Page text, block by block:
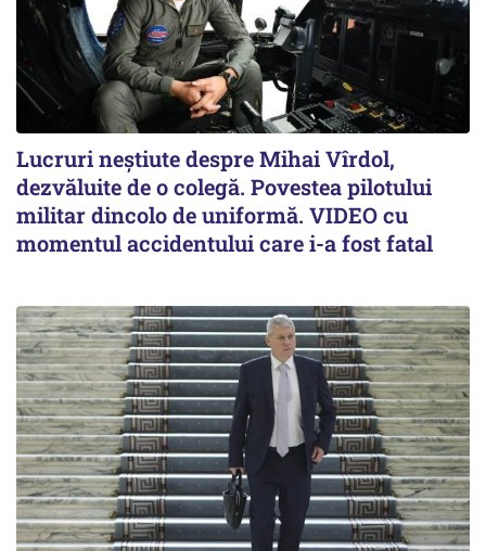
Lucruri neștiute despre Mihai Vîrdol,
dezvăluite de o colegă. Povestea pilotului
militar dincolo de uniformă. VIDEO cu
momentul accidentului care i-a fost fatal